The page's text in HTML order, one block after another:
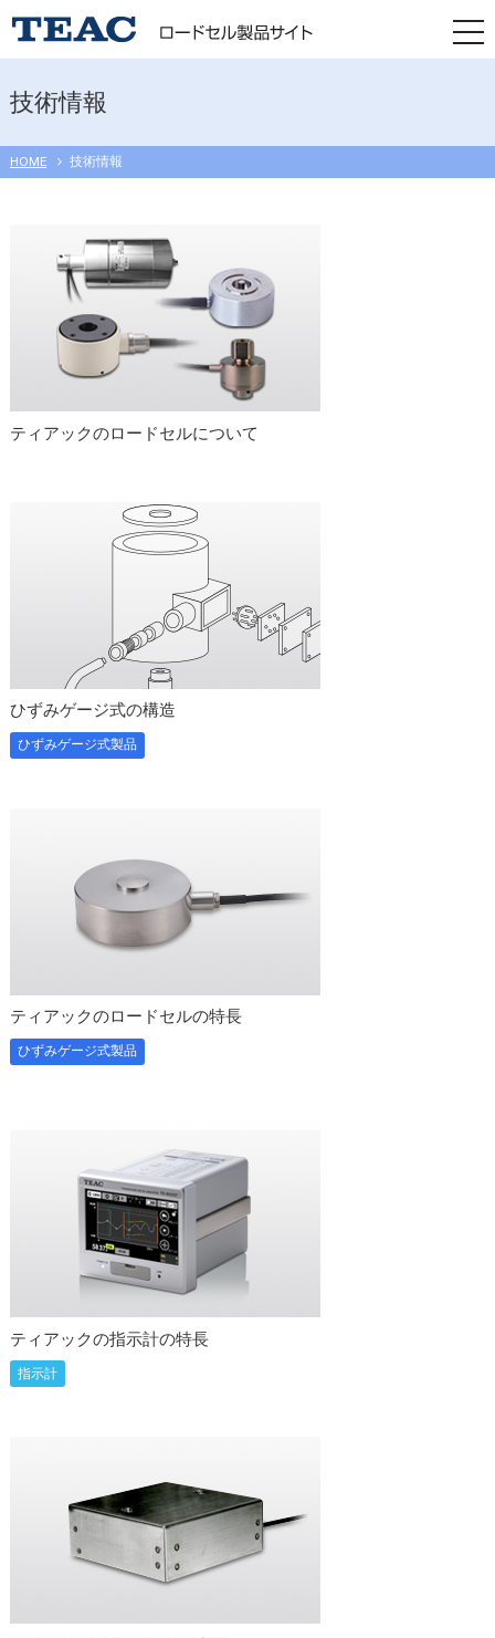
技術情報
HOME 技術情報
ティアックのロードセルについて
ひずみゲージ式の構造
ひずみゲージ式製品
ティアックのロードセルの特長
ひずみゲージ式製品
ティアックの指示計の特長
指示計